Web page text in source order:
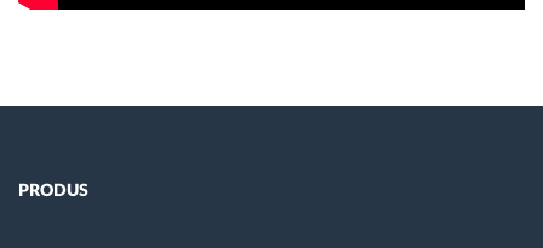
Calculator de economii
PRODUS